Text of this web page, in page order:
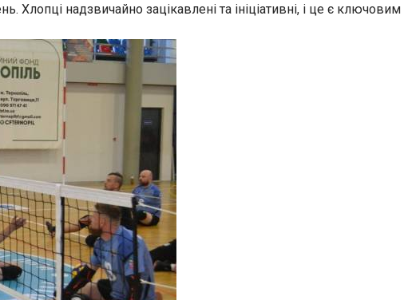
Хлопці надзвичайно зацікавлені та ініціативні, і це є